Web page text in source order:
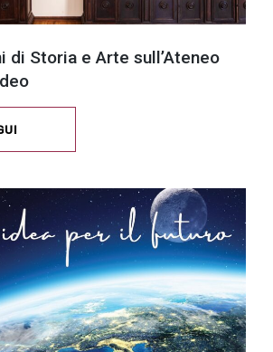
di Storia e Arte sull’Ateneo